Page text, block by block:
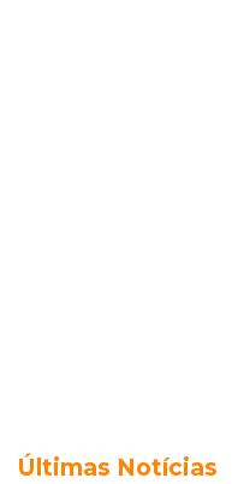
Últimas Notícias